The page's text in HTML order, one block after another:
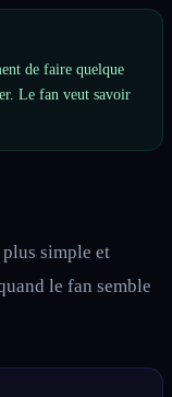
de faire quelque
Le fan veut savoir
simple et
le fan semble